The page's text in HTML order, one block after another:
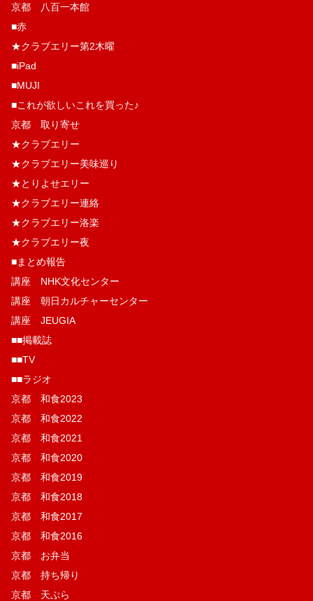
京都 八百一本館
■赤
★クラブエリー第2木曜
■iPad
■MUJI
■これが欲しいこれを買った♪
京都 取り寄せ
★クラブエリー
★クラブエリー美味巡り
★とりよせエリー
★クラブエリー連絡
★クラブエリー洛楽
★クラブエリー夜
■まとめ報告
講座 NHK文化センター
講座 朝日カルチャーセンター
講座 JEUGIA
■■掲載誌
■■TV
■■ラジオ
京都 和食2023
京都 和食2022
京都 和食2021
京都 和食2020
京都 和食2019
京都 和食2018
京都 和食2017
京都 和食2016
京都 お弁当
京都 持ち帰り
京都 天ぷら